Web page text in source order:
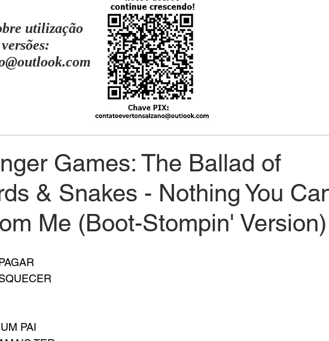
utilização
Games: The Ballad of
& Snakes - Nothing You
Me (Boot-Stompin' Version)
PAI